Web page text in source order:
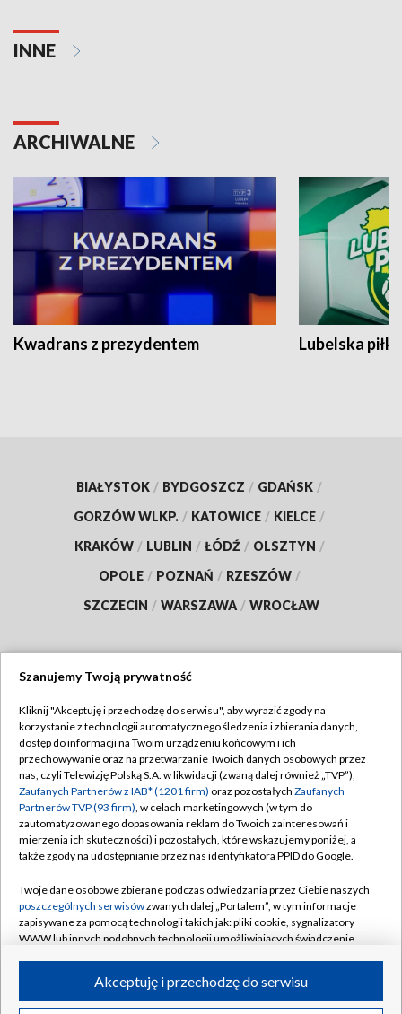
INNE
ARCHIWALNE
Kwadrans z prezydentem Lubelska piłka
BIAŁYSTOK / BYDGOSZCZ / GDAŃSK /
GORZÓW WLKP. / KATOWICE / KIELCE /
KRAKÓW / LUBLIN / ŁÓDŹ / OLSZTYN /
OPOLE / POZNAŃ / RZESZÓW /
SZCZECIN / WARSZAWA / WROCŁAW
TVP
Abonament TVP
Emisja w TVP
Centrum informacji TVP
Naziemna Telewizja Cyfrowa
Rada Programowa
System NOS
Informacje o nadawcy
Program dla prasy
Regulamin TVP
Polityka prywatności
Moje zgody
Pomoc
Kontakt
Kanały
©2026 Telewizja Polska S.A. w likwidacji
Szanujemy Twoją prywatność
Kliknij "Akceptuję i przechodzę do serwisu", aby wyrazić zgody na
korzystanie z technologii automatycznego śledzenia i zbierania danych,
dostęp do informacji na Twoim urządzeniu końcowym i ich
przechowywanie oraz na przetwarzanie Twoich danych osobowych przez
nas, czyli Telewizję Polską S.A. w likwidacji (zwaną dalej również „TVP”),
Zaufanych Partnerów z IAB* (1201 firm) oraz pozostałych Zaufanych
Partnerów TVP (93 firm), w celach marketingowych (w tym do
zautomatyzowanego dopasowania reklam do Twoich zainteresowań i
mierzenia ich skuteczności) i pozostałych, które wskazujemy poniżej, a
także zgody na udostępnianie przez nas identyfikatora PPID do Google.
Twoje dane osobowe zbierane podczas odwiedzania przez Ciebie naszych
poszczególnych serwisówzwanych dalej „Portalem”, w tym informacje
zapisywane za pomocą technologii takich jak: pliki cookie, sygnalizatory
WWW lub innych podobnych technologii umożliwiających świadczenie
ruchu w Internecie.Akceptuję i przechodzę do serwisu